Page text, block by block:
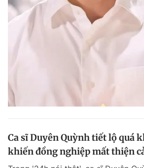
Ca sĩ Duyên Quỳnh tiết lộ quá
khiến đồng nghiệp mất thiện